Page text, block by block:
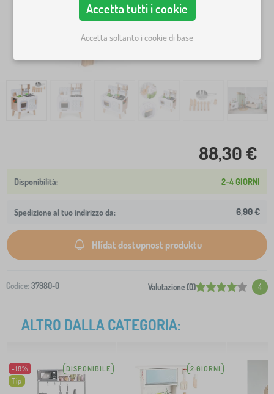
88,30 €
2-4 GIORNI
Spedizione al tuo indirizzo da: 6,90 €
Hlídat dostupnost produktu
Codice: 37980-0 Valutazione (0) 4
ALTRO DALLA CATEGORIA:
-18%
Tip
DISPONIBILE 2 GIORNI
Accetta tutti i cookie
Accetta soltanto i cookie di base